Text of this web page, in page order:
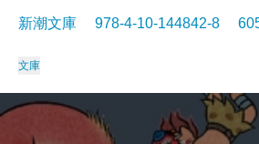
新潮文庫 978-4-10-144842-8
文庫